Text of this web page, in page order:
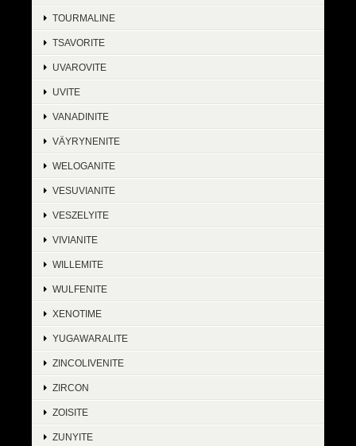
TOURMALINE
TSAVORITE
UVAROVITE
UVITE
VANADINITE
VÄYRYNENITE
WELOGANITE
VESUVIANITE
VESZELYITE
VIVIANITE
WILLEMITE
WULFENITE
XENOTIME
YUGAWARALITE
ZINCOLIVENITE
ZIRCON
ZOISITE
ZUNYITE